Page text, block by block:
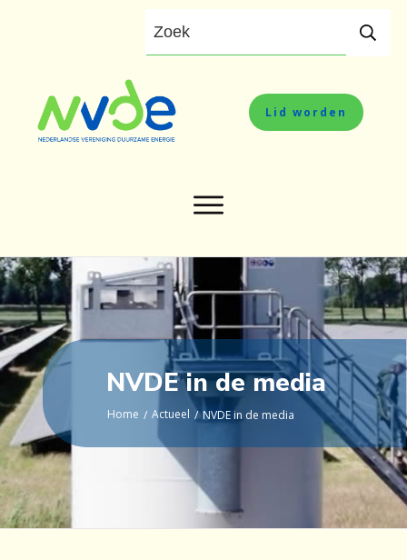
Lid worden
NVDE in de media
Home / Actueel / NVDE in de media